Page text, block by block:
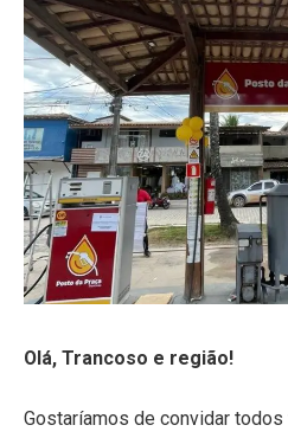
Olá, Trancoso e região!
Gostaríamos de convidar